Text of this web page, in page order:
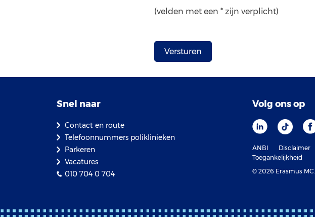
(velden met een * zijn verplicht)
Snel naar
Contact en route
Telefoonnummers poliklinieken
Parkeren
Vacatures
010 704 0 704
Volg ons op
ANBI Disclaimer
Toegankelijkheid
© 2026 Erasmus MC.